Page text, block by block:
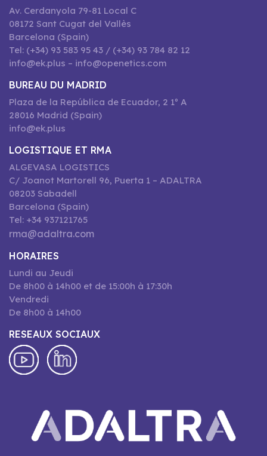
Av. Cerdanyola 79-81 Local C
08172 Sant Cugat del Vallès
Barcelona (Spain)
Tel: (+34) 93 583 95 43 / (+34) 93 784 82 12
info@ek.plus – info@openetics.com
BUREAU DU MADRID
Plaza de la República de Ecuador, 2 1º A
28016 Madrid (Spain)
info@ek.plus
LOGISTIQUE ET RMA
ALGEVASA LOGISTICS
C/ Joanot Martorell 96, Puerta 1 – ADALTRA
08203 Sabadell
Barcelona (Spain)
Tel: +34 937121765
rma@adaltra.com
HORAIRES
Lundi au Jeudi
De 8h00 à 14h00 et de 15:00h à 17:30h
Vendredi
De 8h00 à 14h00
RESEAUX SOCIAUX